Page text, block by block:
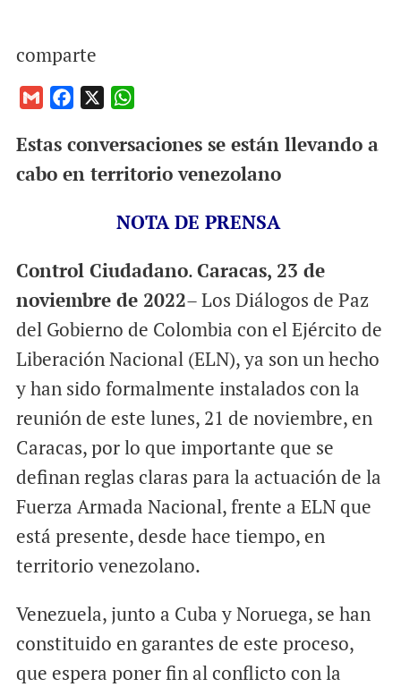
comparte
a
i
c
e
k
a
t
A
Estas conversaciones se están llevando a
cabo en territorio venezolano
NOTA DE PRENSA
Control Ciudadano.Caracas, 23 de
noviembre de 2022– Los Diálogos de Paz
del Gobierno de Colombia con el Ejército de
Liberación Nacional (ELN), ya son un hecho
y han sido formalmente instalados con la
reunión de este lunes, 21 de noviembre, en
Caracas, por lo que importante que se
definan reglas claras para la actuación de la
Fuerza Armada Nacional, frente a ELN que
está presente, desde hace tiempo, en
territorio venezolano.
Venezuela, junto a Cuba y Noruega, se han
constituido en garantes de este proceso,
que espera poner fin al conflicto con la